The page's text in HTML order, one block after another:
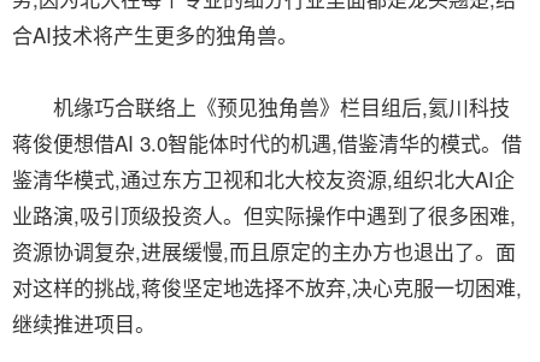
合AI技术将产生更多的独角兽。
机缘巧合联络上《预见独角兽》栏目组后,氦川科技
蒋俊便想借AI 3.0智能体时代的机遇,借鉴清华的模式。借
鉴清华模式,通过东方卫视和北大校友资源,组织北大AI企
业路演,吸引顶级投资人。但实际操作中遇到了很多困难,
资源协调复杂,进展缓慢,而且原定的主办方也退出了。面
对这样的挑战,蒋俊坚定地选择不放弃,决心克服一切困难,
继续推进项目。